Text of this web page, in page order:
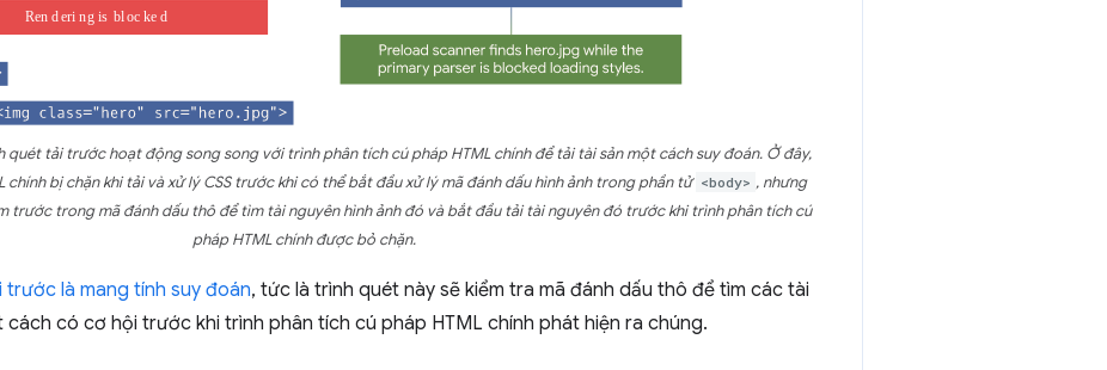
tải trước hoạt động song song với trình phân tích cú pháp HTML chính để tải tài sản một cách suy đoán. Ở đây,
chính bị chặn khi tải và xử lý CSS trước khi có thể bắt đầu xử lý mã đánh dấu hình ảnh trong phần tử <body> , nhưng
trước trong mã đánh dấu thô để tìm tài nguyên hình ảnh đó và bắt đầu tải tài nguyên đó trước khi trình phân tích cú
pháp HTML chính được bỏ chặn.
là mang tính suy đoán, tức là trình quét này sẽ kiểm tra mã đánh dấu thô để tìm các tài
cách có cơ hội trước khi trình phân tích cú pháp HTML chính phát hiện ra chúng.